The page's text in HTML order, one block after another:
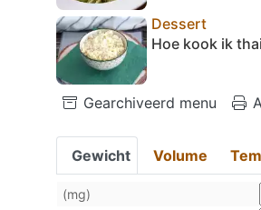
Dessert
Hoe kook ik
Gearchiveerd menu
Gewicht Volume
(mg)